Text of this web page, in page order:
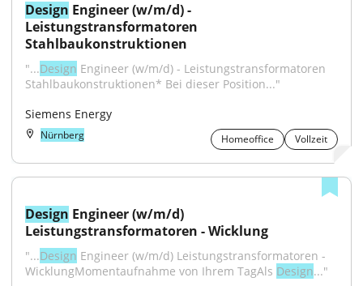
Design Engineer (w/m/d) -
Leistungstransformatoren
Stahlbaukonstruktionen
"...Design Engineer (w/m/d) - Leistungstransformatoren
Stahlbaukonstruktionen* Bei dieser Position..."
Siemens Energy
Nürnberg Homeoffice Vollzeit
Design Engineer (w/m/d)
Leistungstransformatoren - Wicklung
"...Design Engineer (w/m/d) Leistungstransformatoren -
WicklungMomentaufnahme von Ihrem TagAls Design..."